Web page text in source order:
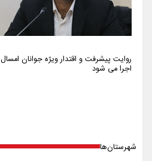
روایت پیشرفت و اقتدار ویژه جوانان امسال
اجرا می شود
شهرستان‌ها